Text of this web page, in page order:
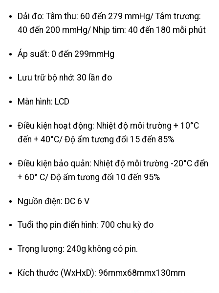
Dải đo: Tâm thu: 60 đến 279 mmHg/ Tâm trương:
40 đến 200 mmHg/ Nhịp tim: 40 đến 180 mỗi phút
Áp suất: 0 đến 299mmHg
Lưu trữ bộ nhớ: 30 lần đo
Màn hình: LCD
Điều kiện hoạt động: Nhiệt độ môi trường + 10°C
đến + 40°C/ Độ ẩm tương đối 15 đến 85%
Điều kiện bảo quản: Nhiệt độ môi trường -20°C đến
+ 60° C/ Độ ẩm tương đối 10 đến 95%
Nguồn điện: DC 6 V
Tuổi thọ pin điển hình: 700 chu kỳ đo
Trọng lượng: 240g không có pin.
Kích thước (WxHxD): 96mmx68mmx130mm